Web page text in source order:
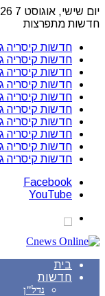
יום שישי, אוגוסט 7 2026 / כ"ד אב התשפ"ו
חדשות מתפרצות
חדשות קיסריה
חדשות קיסריה
חדשות קיסריה
חדשות קיסריה
חדשות קיסריה
חדשות קיסריה
חדשות קיסריה
חדשות קיסריה
חדשות קיסריה
חדשות קיסריה
Facebook
YouTube
בית
חדשות
נדל"ן